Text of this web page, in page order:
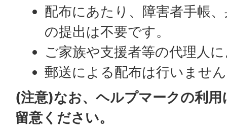
配布にあたり、障害者手帳
の提出は不要です。
ご家族や支援者等の代理人
郵送による配布は行いませ
(注意)なお、ヘルプマークの利
留意ください。